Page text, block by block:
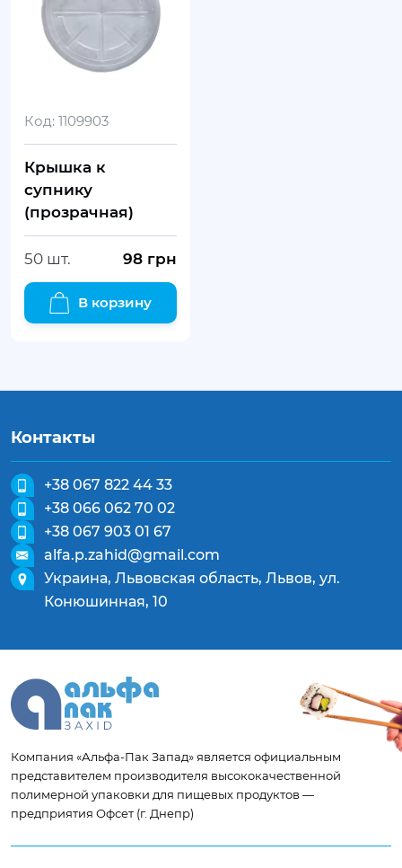
Код: 1109903
Крышка к
супнику
(прозрачная)
50 шт. 98 грн
В корзину
Контакты
+38 067 822 44 33
+38 066 062 70 02
+38 067 903 01 67
alfa.p.zahid@gmail.com
Украина, Львовская область, Львов, ул.
Конюшинная, 10
Компания «Альфа-Пак Запад» является официальным
представителем производителя высококачественной
полимерной упаковки для пищевых продуктов —
предприятия Офсет (г. Днепр)